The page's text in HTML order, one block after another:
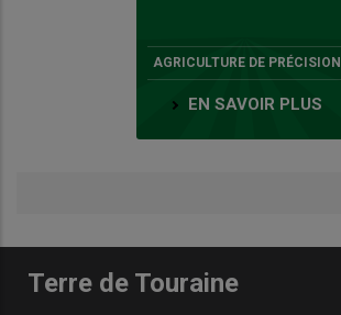
AGRICULTURE DE PRÉCISION
EN SAVOIR PLUS
Terre de Touraine